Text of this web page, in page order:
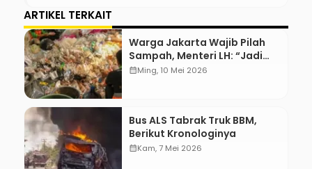
ARTIKEL TERKAIT
Warga Jakarta Wajib Pilah
Sampah, Menteri LH: “Jadi
Contoh Nih”
calendar_monthMing, 10 Mei 2026
Bus ALS Tabrak Truk BBM,
Berikut Kronologinya
calendar_monthKam, 7 Mei 2026